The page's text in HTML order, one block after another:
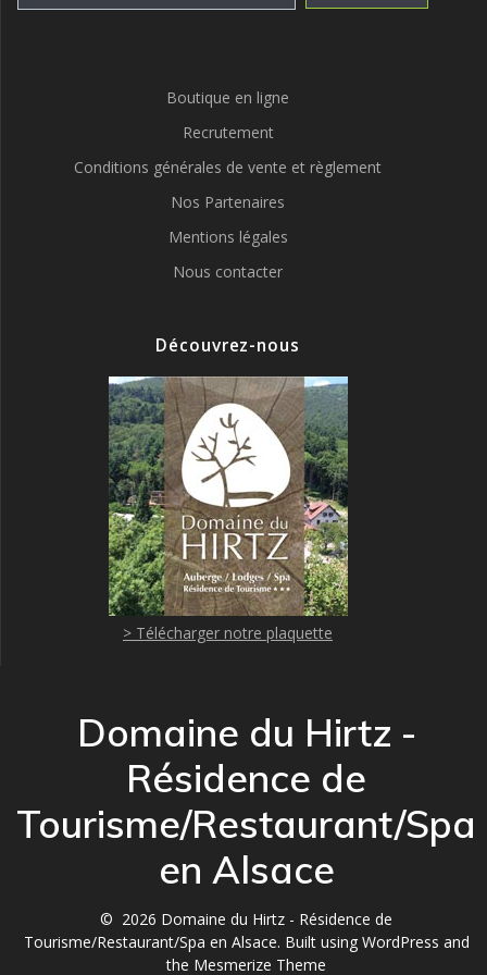
Boutique en ligne
Recrutement
Conditions générales de vente et règlement
Nos Partenaires
Mentions légales
Nous contacter
Découvrez-nous
> Télécharger notre plaquette
Domaine du Hirtz -
Résidence de
Tourisme/Restaurant/Spa
en Alsace
© 2026 Domaine du Hirtz - Résidence de
Tourisme/Restaurant/Spa en Alsace. Built using WordPress and
the Mesmerize Theme